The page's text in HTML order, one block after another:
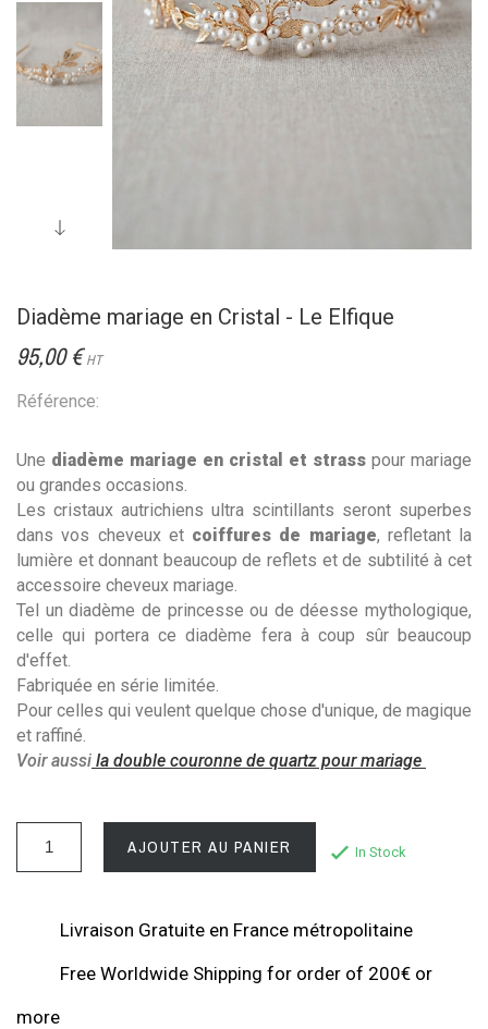
Diadème mariage en Cristal - Le Elfique
95,00 € HT
Référence:
Une diadème mariage en cristal et strass pour mariage
ou grandes occasions.
Les cristaux autrichiens ultra scintillants seront superbes
dans vos cheveux et coiffures de mariage, refletant la
lumière et donnant beaucoup de reflets et de subtilité à cet
accessoire cheveux mariage.
Tel un diadème de princesse ou de déesse mythologique,
celle qui portera ce diadème fera à coup sûr beaucoup
d'effet.
Fabriquée en série limitée.
Pour celles qui veulent quelque chose d'unique, de magique
et raffiné.
Voir aussi la double couronne de quartz pour mariage
AJOUTER AU PANIER In Stock
Livraison Gratuite en France métropolitaine
Free Worldwide Shipping for order of 200€ or
more